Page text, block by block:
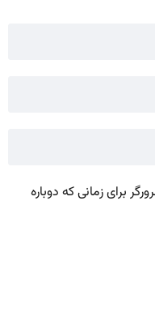
برای زمانی که دوباره